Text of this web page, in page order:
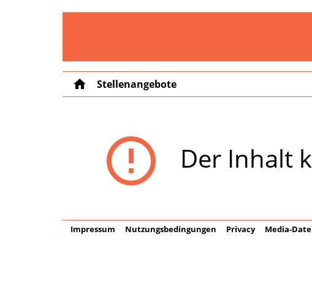
home Stellenangebote
error_outline Der Inhalt
Impressum Nutzungsbedingungen Privacy Media-